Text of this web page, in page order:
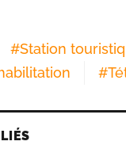
#Station
#